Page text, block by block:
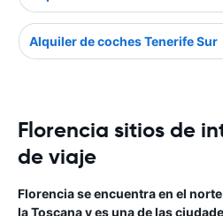
Alquiler de coches Tenerife Sur
Florencia sitios de
de viaje
Florencia se encuentra en el
la Toscana y es una de las